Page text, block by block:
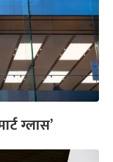
ग्लास’